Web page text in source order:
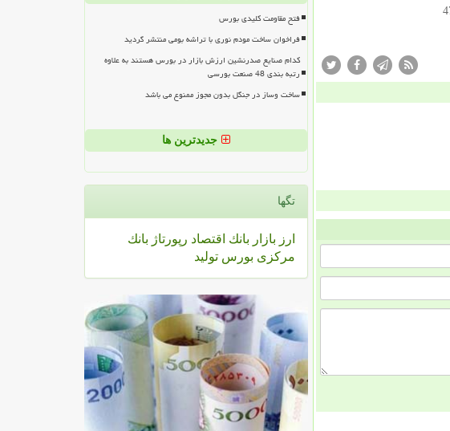
فتح مقاومت کلیدی بورس
فراخوان ساخت مودم نوری با تراشه بومی منتشر گردید
کدام صنایع صدرنشین ارزش بازار در بورس هستند به علاوه
رتبه بندی 48 صنعت بورسی
ساخت وساز در جنگل بدون مجوز ممنوع می باشد
جدیدترین ها
تگها
ارز بازار بانك اقتصاد رپورتاژ بانك
مركزی بورس تولید